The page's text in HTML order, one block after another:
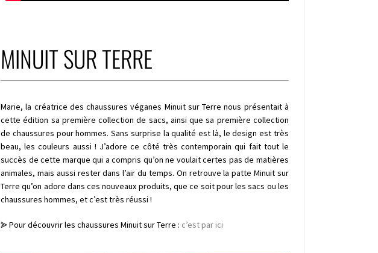
MINUIT SUR TERRE
Marie, la créatrice des chaussures véganes Minuit sur Terre nous présentait à
cette édition sa première collection de sacs, ainsi que sa première collection
de chaussures pour hommes. Sans surprise la qualité est là, le design est très
beau, les couleurs aussi ! J’adore ce côté très contemporain qui fait tout le
succès de cette marque qui a compris qu’on ne voulait certes pas de matières
animales, mais aussi rester dans l’air du temps. On retrouve la patte Minuit sur
Terre qu’on adore dans ces nouveaux produits, que ce soit pour les sacs ou les
chaussures hommes, et c’est très réussi !
⪢ Pour découvrir les chaussures Minuit sur Terre : c’est par ici